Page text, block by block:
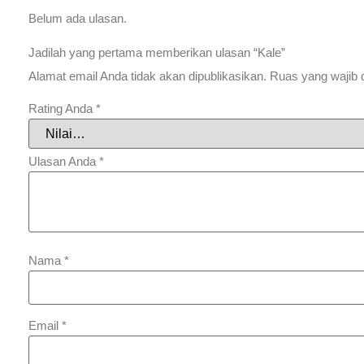
Belum ada ulasan.
Jadilah yang pertama memberikan ulasan “Kale”
Alamat email Anda tidak akan dipublikasikan. Ruas yang wajib
Rating Anda *
Ulasan Anda *
Nama *
Email *